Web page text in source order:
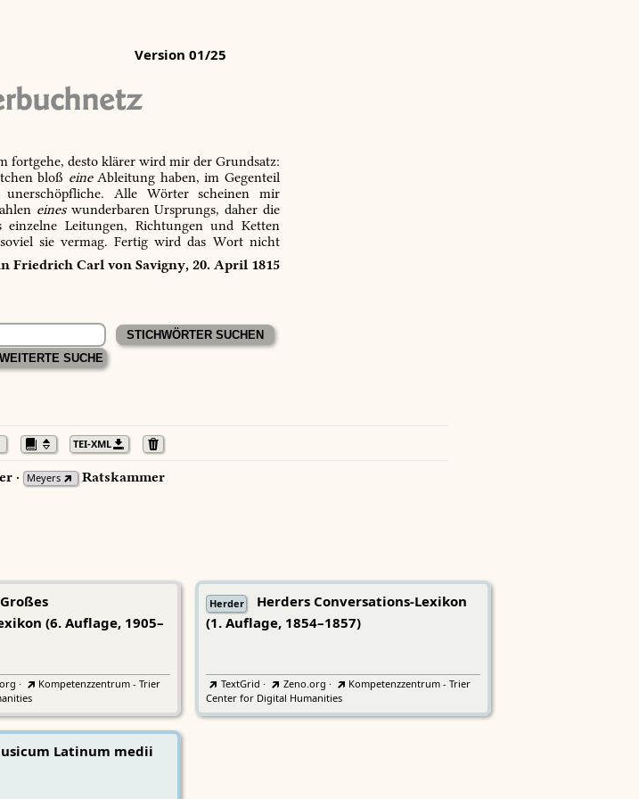
Version 01/25
fortgehe, desto klärer wird mir der Grundsatz:
bloß eineAbleitung haben, im Gegenteil
Alle Wörter scheinen mir
eineswunderbaren Ursprungs, daher die
Leitungen, Richtungen und Ketten
sie vermag. Fertig wird das Wort nicht
Friedrich Carl von Savigny, 20. April 1815
SUCHE
TEI-XML
· Meyers Ratskammer
(6. Auflage, 1905–
·
Kompetenzzentrum - Trier
Herder
Herders Conversations-Lexikon
(1. Auflage, 1854–1857)
TextGrid · Zeno.org ·
Kompetenzzentrum - Trier
Center for Digital Humanities
Latinum medii